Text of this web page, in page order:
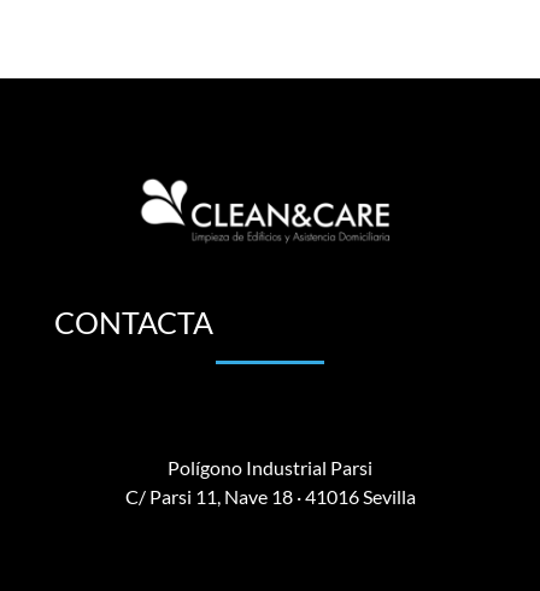
CONTACTA
Polígono Industrial Parsi
C/ Parsi 11, Nave 18 · 41016 Sevilla